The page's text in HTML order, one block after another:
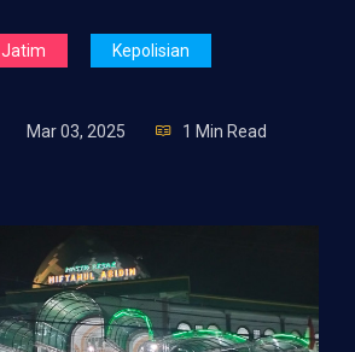
Jatim Kepolisian
Mar 03, 2025 1 Min Read